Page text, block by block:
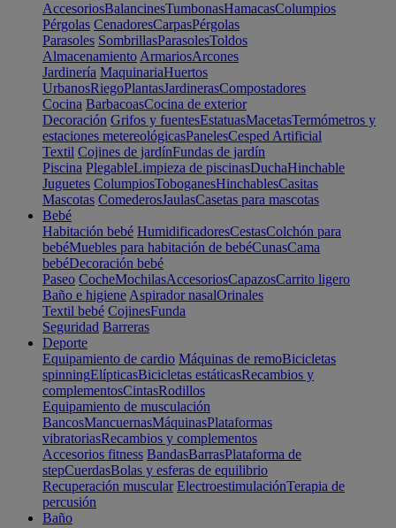
AccesoriosBalancinesTumbonasHamacasColumpios
Pérgolas CenadoresCarpasPérgolas
Parasoles SombrillasParasolesToldos
Almacenamiento ArmariosArcones
Jardinería MaquinariaHuertos
UrbanosRiegoPlantasJardinerasCompostadores
Cocina BarbacoasCocina de exterior
Decoración Grifos y fuentesEstatuasMacetasTermómetros y
estaciones metereológicasPanelesCesped Artificial
Textil Cojines de jardínFundas de jardín
Piscina PlegableLimpieza de piscinasDuchaHinchable
Juguetes ColumpiosToboganesHinchablesCasitas
Mascotas ComederosJaulasCasetas para mascotas
Bebé
Habitación bebé HumidificadoresCestasColchón para
bebéMuebles para habitación de bebéCunasCama
bebéDecoración bebé
Paseo CocheMochilasAccesoriosCapazosCarrito ligero
Baño e higiene Aspirador nasalOrinales
Textil bebé CojinesFunda
Seguridad Barreras
Deporte
Equipamiento de cardio Máquinas de remoBicicletas
spinningElípticasBicicletas estáticasRecambios y
complementosCintasRodillos
Equipamiento de musculación
BancosMancuernasMáquinasPlataformas
vibratoriasRecambios y complementos
Accesorios fitness BandasBarrasPlataforma de
stepCuerdasBolas y esferas de equilibrio
Recuperación muscular ElectroestimulaciónTerapia de
percusión
Baño